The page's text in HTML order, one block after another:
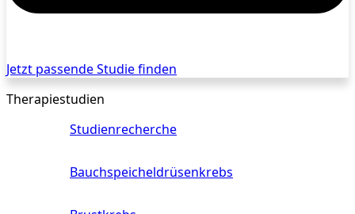
Jetzt passende Studie finden
Therapiestudien
Studienrecherche
Bauchspeicheldrüsenkrebs